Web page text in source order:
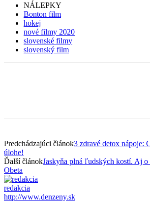
NÁLEPKY
Bonton film
hokej
nové filmy 2020
slovenské filmy
slovenský film
Predchádzajúci článok3 zdravé detox nápoje:
úlohe!
Ďalší článokJaskyňa plná ľudských kostí. Aj o
Obeta
redakcia
http://www.denzeny.sk